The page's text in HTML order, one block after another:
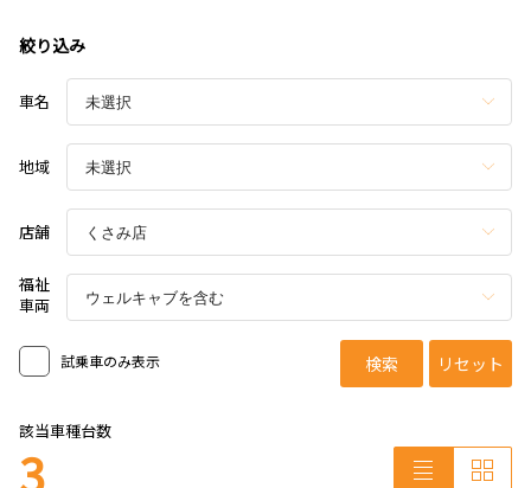
絞り込み
車名
地域
店舗
福祉
車両
試乗車のみ表示 検索 リセット
該当車種台数
3